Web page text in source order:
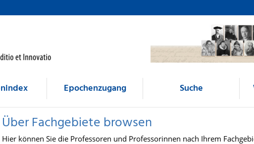
Epochenzugang Suche
Über Fachgebiete browsen
Hier können Sie die Professoren und Professorinnen nach Ihrem